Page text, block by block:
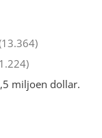
miljoen dollar.